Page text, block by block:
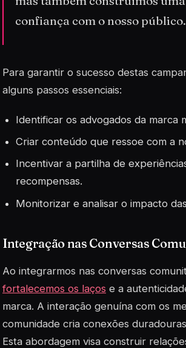
confiança com o nosso público.
Para garantir o sucesso destas
alguns passos essenciais:
Identificar osadvogados da marca
Criar conteúdo que ressoe com a
Incentivar a partilha de
recompensas.
Monitorizar e analisar o impacto
Integração nas Conversas
Ao integrarmos nas conversas
fortalecemos os laços e a
marca. A interação genuína com os
comunidade cria conexões
Esta abordagem visa construir